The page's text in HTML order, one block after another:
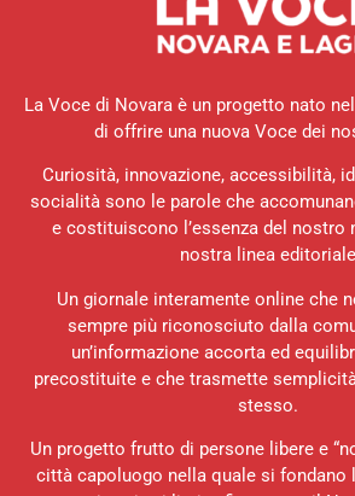
La Voce di Novara è un progetto nato
di offrire una nuova Voce dei
Curiosità, innovazione, accessibilità,
socialità sono le parole che
e costituiscono l’essenza del nostro
nostra linea
Un giornale interamente online che
sempre più riconosciuto dalla
un’informazione accorta ed
precostituite e che trasmette
stesso.
Un progetto frutto di persone libere e
città capoluogo nella quale si fondano